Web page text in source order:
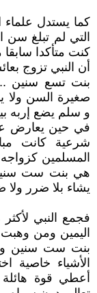
كما يستدل علماء
التي لم تبلغ
كنت متأكدا
أن النبي تزوج
بنت تسع سنين
صغيرة السن ولا
و سلم يضع إربه
في حين يعارض
شرعية كانت
المسلمين
هي بنت ست سنين
يشاء بلا ضرر ولا
فجمع النبي
اليمين ومن
بنت ست سنين و
الأشياء خاصية
أعطي قوة